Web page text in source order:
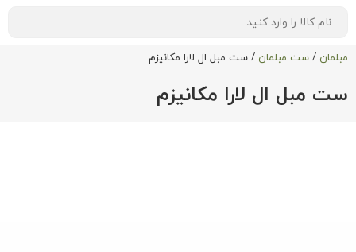
مبلمان / ست مبلمان / ست مبل ال لارا مکانیزم
ست مبل ال لارا مکانیزم